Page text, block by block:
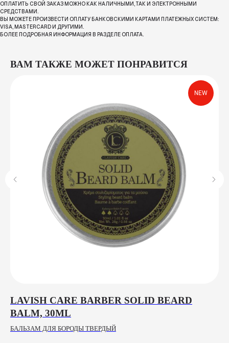
ОПЛАТИТЬ СВОЙ ЗАКАЗ МОЖНО КАК НАЛИЧНЫМИ, ТАК И ЭЛЕКТРОННЫМИ
СРЕДСТВАМИ.
ВЫ МОЖЕТЕ ПРОИЗВЕСТИ ОПЛАТУ БАНКОВСКИМИ КАРТАМИ ПЛАТЕЖНЫХ СИСТЕМ:
VISA, MASTERCARD И ДРУГИМИ.
БОЛЕЕ ПОДРОБНАЯ ИНФОРМАЦИЯ В РАЗДЕЛЕ ОПЛАТА.
ВАМ ТАКЖЕ МОЖЕТ ПОНРАВИТСЯ
NEW
LAVISH CARE BARBER SOLID BEARD
BALM, 30ML
БАЛЬЗАМ ДЛЯ БОРОДЫ ТВЕРДЫЙ